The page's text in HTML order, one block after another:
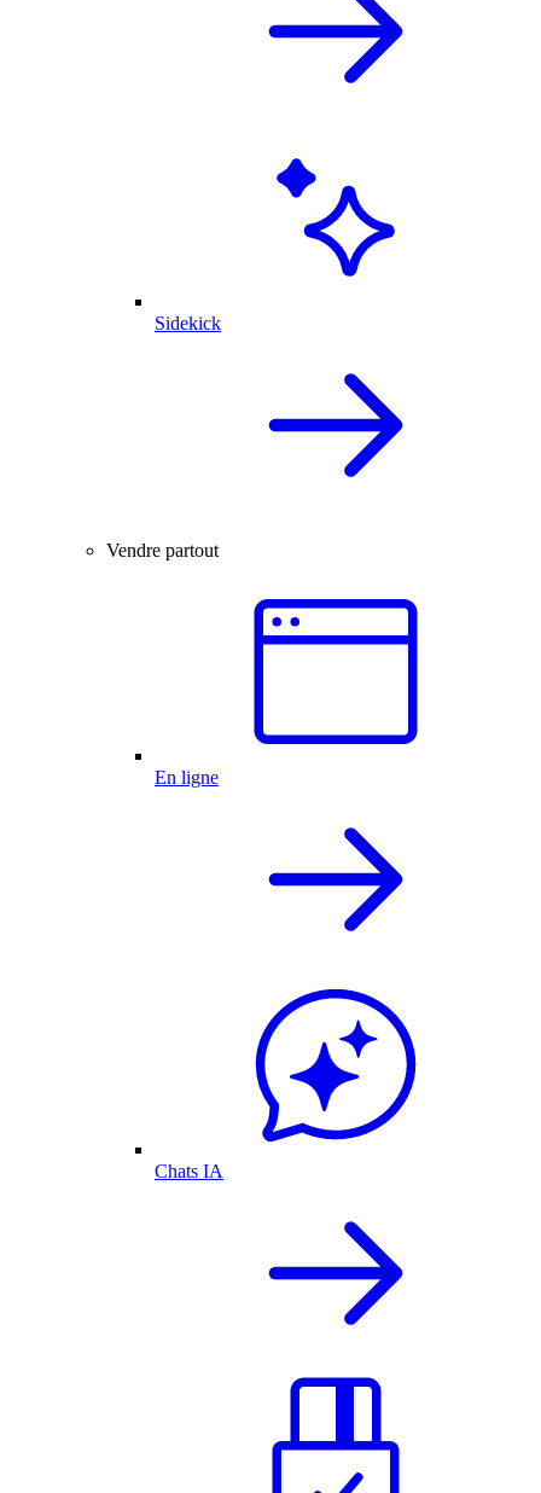
Sidekick
Vendre partout
En ligne
Chats IA